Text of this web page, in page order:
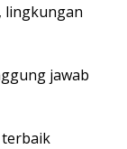
lingkungan
jawab